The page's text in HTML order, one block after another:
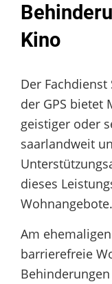
Kino
Der
der GPS bietet
geistiger oder
saarlandweit
dieses
Wohnangebote.
Am
barrierefreie